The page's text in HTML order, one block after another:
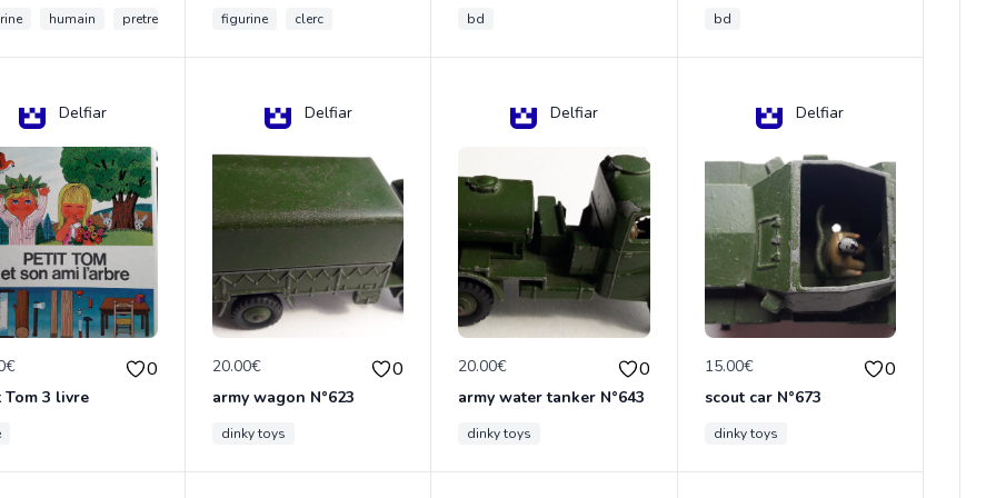
humain pretre figurine clerc bd bd
Delfiar
0
Tom 3 livre
Delfiar
20.00€ 0
army wagon N°623
dinky toys
Delfiar
20.00€ 0
army water tanker N°643
dinky toys
Delfiar
15.00€ 0
scout car N°673
dinky toys